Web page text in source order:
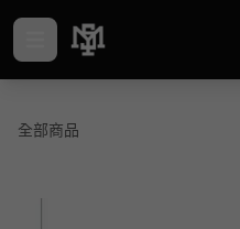
全部商品